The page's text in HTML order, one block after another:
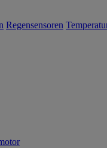
Regensensoren